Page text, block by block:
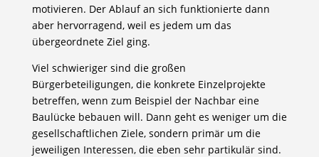
motivieren. Der Ablauf an sich funktionierte dann
aber hervorragend, weil es jedem um das
übergeordnete Ziel ging.
Viel schwieriger sind die großen
Bürgerbeteiligungen, die konkrete Einzelprojekte
betreffen, wenn zum Beispiel der Nachbar eine
Baulücke bebauen will. Dann geht es weniger um die
gesellschaftlichen Ziele, sondern primär um die
jeweiligen Interessen, die eben sehr partikulär sind.